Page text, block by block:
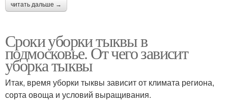
читать дальше →
Сроки уборки тыквы в
подмосковье. От чего зависит
уборка тыквы
Итак, время уборки тыквы зависит от климата региона,
сорта овоща и условий выращивания.